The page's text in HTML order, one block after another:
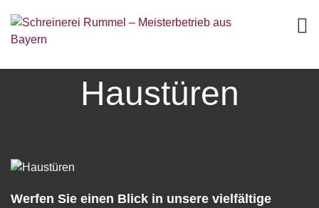
Haustüren
Werfen Sie einen Blick in unsere vielfältige